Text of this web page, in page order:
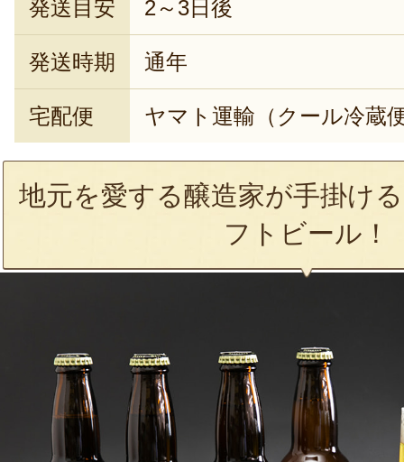
発送目安 2～3日後
発送時期 通年
宅配便 ヤマト運輸（クール冷蔵
地元を愛する醸造家が手掛け
フトビール！